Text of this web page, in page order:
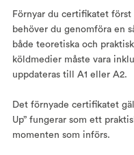
Förnyar du certifikatet
behöver du genomföra en
både teoretiska och
köldmedier måste vara
uppdateras till A1 eller A2.
Det förnyade certifikatet
Up” fungerar som ett
momenten som införs.